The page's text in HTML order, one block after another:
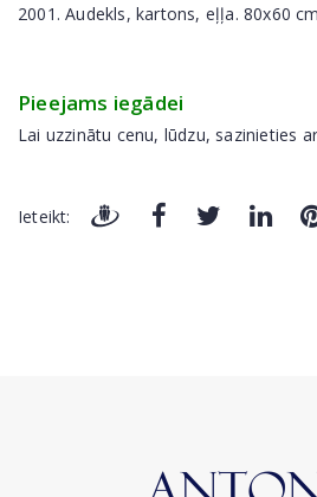
2001. Audekls, kartons, eļļa. 80x60 cm
Pieejams iegādei
Lai uzzinātu cenu, lūdzu, sazinieties
Ieteikt: